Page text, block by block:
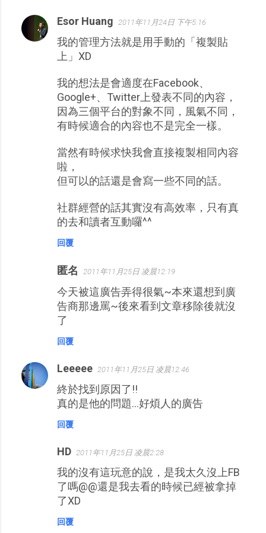
Esor Huang 2011年11月24日 下午5:16
我的管理方法就是用手動的「複製貼
上」XD
我的想法是會適度在Facebook、
Google+、Twitter上發表不同的內容，
因為三個平台的對象不同，風氣不同，
有時候適合的內容也不是完全一樣。
當然有時候求快我會直接複製相同內容
啦，
但可以的話還是會寫一些不同的話。
社群經營的話其實沒有高效率，只有真
的去和讀者互動囉^^
回覆
匿名 2011年11月25日 凌晨12:19
今天被這廣告弄得很氣~本來還想到廣
告商那邊罵~後來看到文章移除後就沒
了
回覆
Leeeee 2011年11月25日 凌晨12:46
終於找到原因了!!
真的是他的問題...好煩人的廣告
回覆
HD 2011年11月25日 凌晨2:28
我的沒有這玩意的說，是我太久沒上FB
了嗎@@還是我去看的時候已經被拿掉
了XD
回覆